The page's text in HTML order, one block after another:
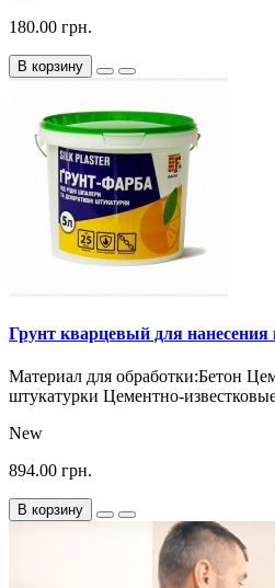
180.00 грн.
В корзину
Грунт кварцевый для нанесения
Материал для обработки:Бетон
штукатурки Цементно-
New
894.00 грн.
В корзину